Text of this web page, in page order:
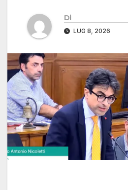
Di
LUG 8, 2026